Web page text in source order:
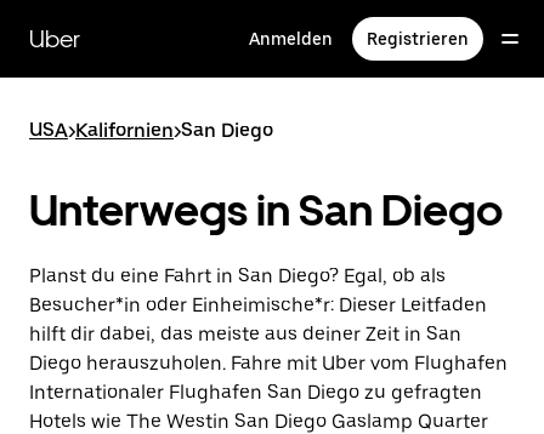
zum
Hauptinhalt
Uber Anmelden Registrieren
USA>Kalifornien>San Diego
Unterwegs in San Diego
Planst du eine Fahrt in San Diego? Egal, ob als
Besucher*in oder Einheimische*r: Dieser Leitfaden
hilft dir dabei, das meiste aus deiner Zeit in San
Diego herauszuholen. Fahre mit Uber vom Flughafen
Internationaler Flughafen San Diego zu gefragten
Hotels wie The Westin San Diego Gaslamp Quarter